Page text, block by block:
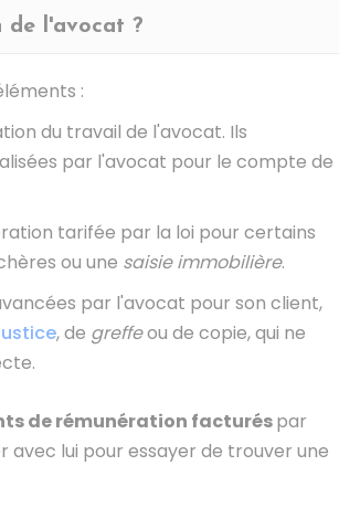
de l'avocat ?
:
du travail de l'avocat. Ils
par l'avocat pour le compte de
tarifée par la loi pour certains
ou une saisie immobilière.
par l'avocat pour son client,
, de greffeou de copie, qui ne
de rémunération facturéspar
avec lui pour essayer de trouver une